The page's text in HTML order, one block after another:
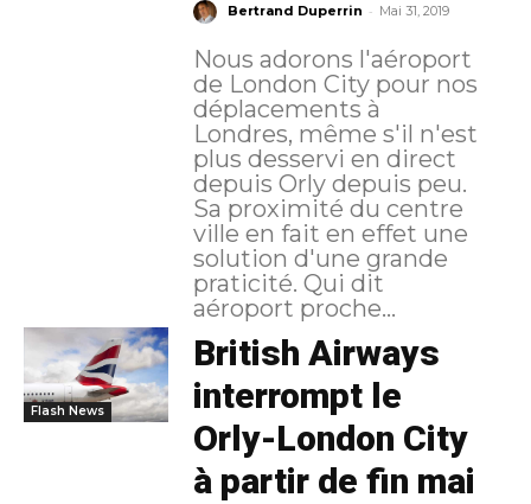
Bertrand Duperrin - Mai 31, 2019
Nous adorons l'aéroport
de London City pour nos
déplacements à
Londres, même s'il n'est
plus desservi en direct
depuis Orly depuis peu.
Sa proximité du centre
ville en fait en effet une
solution d'une grande
praticité. Qui dit
aéroport proche...
Flash News
British Airways
interrompt le
Orly-London City
à partir de fin mai